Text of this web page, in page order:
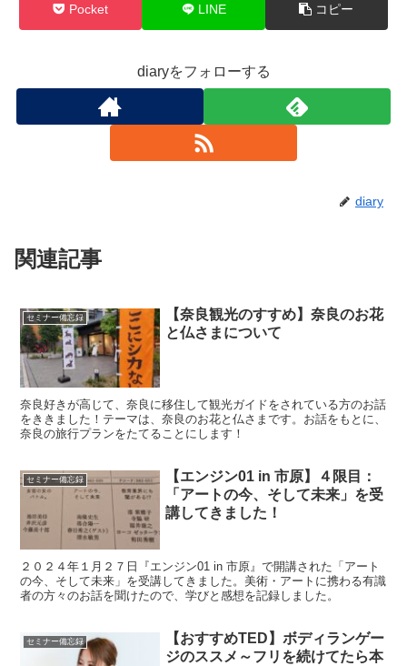
Pocket LINE コピー
diaryをフォローする
diary
関連記事
セミナー備忘録
【奈良観光のすすめ】奈良のお花
と仏さまについて
奈良好きが高じて、奈良に移住して観光ガイドをされている方のお話
をききました！テーマは、奈良のお花と仏さまです。お話をもとに、
奈良の旅行プランをたてることにします！
セミナー備忘録
【エンジン01 in 市原】４限目：
「アートの今、そして未来」を受
講してきました！
２０２４年１月２７日『エンジン01 in 市原』で開講された「アート
の今、そして未来」を受講してきました。美術・アートに携わる有識
者の方々のお話を聞けたので、学びと感想を記録しました。
セミナー備忘録
【おすすめTED】ボディランゲー
ジのススメ～フリを続けてたら本